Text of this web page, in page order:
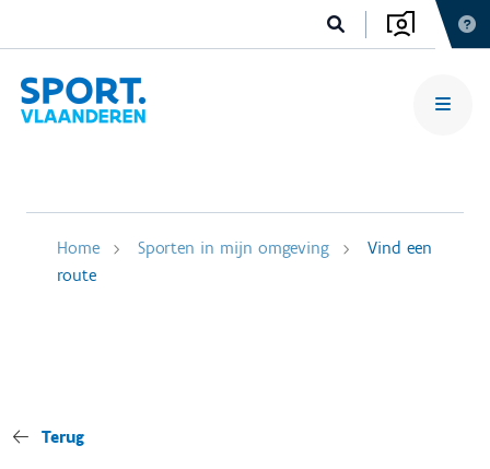
Home Sporten in mijn omgeving
Vind een
route
Terug